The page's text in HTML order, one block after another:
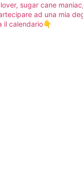
sugar cane
ad una mia
il calendario👇